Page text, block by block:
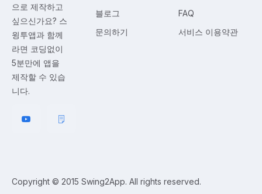
으로 제작하고
싶으신가요? 스
윙투앱과 함께
라면 코딩없이
5분만에 앱을
제작할 수 있습
니다.
블로그
문의하기
FAQ
서비스 이용약관
Copyright © 2015 Swing2App. All rights reserved.